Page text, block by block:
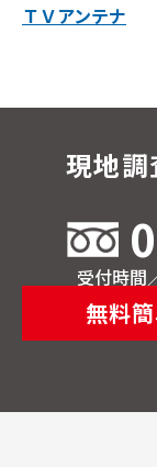
ＴＶアンテナ
現地
受付時間
無料